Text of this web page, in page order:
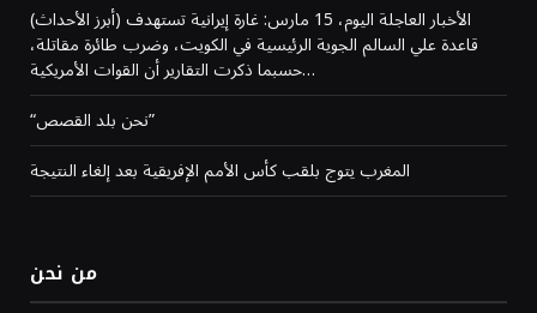
(أبرز الأحداث) الأخبار العاجلة اليوم، 15 مارس: غارة إيرانية تستهدف
قاعدة علي السالم الجوية الرئيسية في الكويت، وضرب طائرة مقاتلة،
حسبما ذكرت التقارير أن القوات الأمريكية…
“نحن بلد القصص”
المغرب يتوج بلقب كأس الأمم الإفريقية بعد إلغاء النتيجة
من نحن